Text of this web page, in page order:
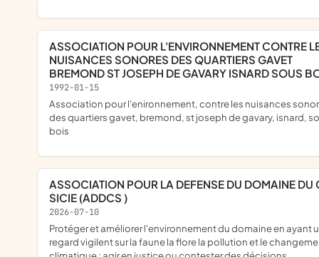
ASSOCIATION POUR L'ENVIRONNEMENT CONTRE LES
NUISANCES SONORES DES QUARTIERS GAVET
BREMOND ST JOSEPH DE GAVARY ISNARD SOUS
1992-01-15
association pour l'enironnement, contre les nuisances sonores
des quartiers gavet, bremond, st joseph de gavary, isnard,
bois
ASSOCIATION POUR LA DEFENSE DU DOMAINE DU CAP
SICIE (ADDCS )
2026-07-10
protéger et améliorer l'environnement du domaine en ayant un
regard vigilent sur la faune la flore la pollution et le